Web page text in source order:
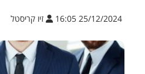
25/12/2024 16:05 זיו קריסטל